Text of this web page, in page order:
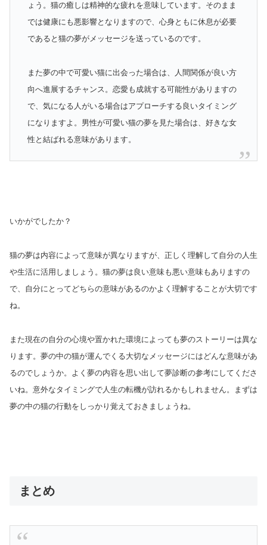
ょう。猫の癒しは精神的な疲れを意味しています。そのまま
では健康にも悪影響となりますので、心身ともに休息が必要
であると猫の夢がメッセージを送っているのです。
また夢の中で可愛い猫に出会った場合は、人間関係が良い方
向へ進展するチャンス。恋愛も成就する可能性がありますの
で、気になる人がいる場合はアプローチする良いタイミング
になりますよ。男性が可愛い猫の夢を見た場合は、好きな女
性と結ばれる意味があります。
いかがでしたか？
猫の夢は内容によって意味が異なりますが、正しく理解して自分の人生
や生活に活用しましょう。猫の夢は良い意味も悪い意味もありますの
で、自分にとってどちらの意味があるのかよく理解することが大切です
ね。
また現在の自分の心境や置かれた環境によっても夢のストーリーは異な
ります。夢の中の猫が運んでくる大切なメッセージにはどんな意味があ
るのでしょうか。よく夢の内容を思い出して夢診断の参考にしてくださ
いね。意外なタイミングで人生の転機が訪れるかもしれません。まずは
夢の中の猫の行動をしっかり覚えておきましょうね。
まとめ